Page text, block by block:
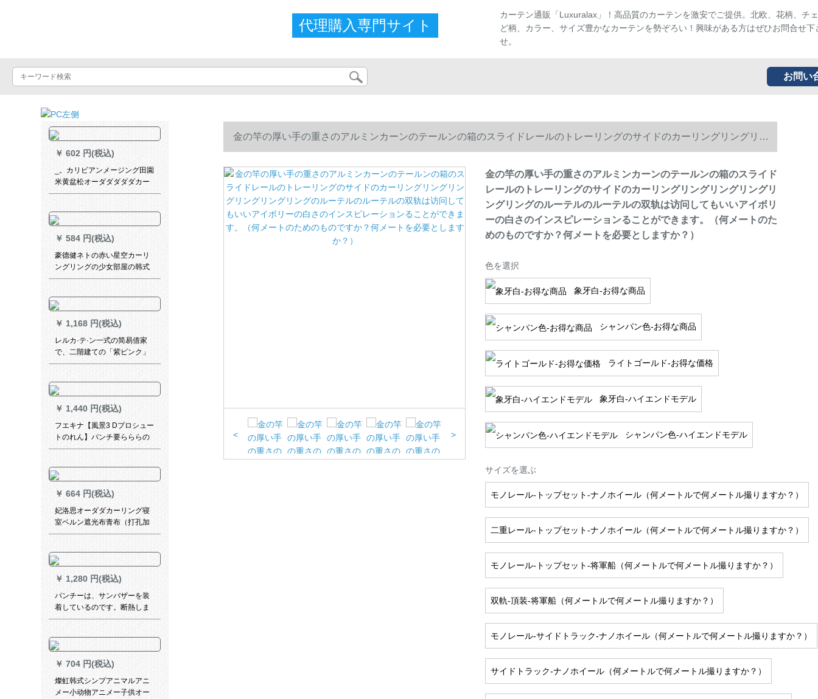
代理購入専門サイト
カーテン通販「Luxuralax」！高品質のカーテンを激安でご提供。北欧、花柄、チ
ど柄、カラー、サイズ豊かなカーテンを勢ぞろい！興味がある方はぜひお問合せ下
せ。
お問い
￥ 602 円(税込)
_。カリビアンメージング田園
米黄盆松オーダダダダダカー
ンティンティンカーチを発表
トールの価格格】は何メトル
の幅ですか？
￥ 584 円(税込)
豪德健ネトの赤い星空カーリ
ングリングの少女部屋の韩式
の完全な遮光布の寝室の窓の2
リングのチルトの青い布沙の
一体は幅の1.3メトル*高さの
1.8メトルを连结します。
￥ 1,168 円(税込)
レルカ·テ·ン一式の简易借家
で、二階建ての「紫ピンク」
を貼るタイプロです。
￥ 1,440 円(税込)
フエキナ【風景3 Dプロシュー
トのれん】パンチ要らららの
オーダンのレイン既製カーン
ドレン寝室
￥ 664 円(税込)
妃洛思オーダダカーリング寝
室ベルン遮光布青布（打孔加
工）幅1.5メートル×2.7メート
￥ 1,280 円(税込)
パンチーは、サンバザーを装
着しているのです。断熱しま
す。テイーン伸縮棒寝室は完
す。部屋の伸縮棒【ネビエ
90%遮光】3.0枚x 1.8高(ダブ
ルオウ)
￥ 704 円(税込)
燦虹韩式シンプアニマルアニ
メー小动物アニメー子供オー
金の竿の厚い手の重さのアルミンカーンのテールンの箱のスライドレールのトレーリングのサイドのカーリングリングリン
グリングリングリングのルーテルのルーテルの双轨は访问してもいいアイボリーの白さのインスピレーションることができま
す。（何メートのためのものですか？何メートを必要としますか？）
< >
金の竿の厚い手の重さのアルミンカーンのテールンの箱のスライド
レールのトレーリングのサイドのカーリングリングリングリングリ
ングリングのルーテルのルーテルの双轨は访问してもいいアイボリ
ーの白さのインスピレーションることができます。（何メートのた
めのものですか？何メートを必要としますか？）
色を選択
象牙白-お得な商品
シャンパン色-お得な商品
ライトゴールド-お得な価格
象牙白-ハイエンドモデル
シャンパン色-ハイエンドモデル
サイズを選ぶ
モノレール-トップセット-ナノホイール（何メートルで何メートル撮りますか？）
二重レール-トップセット-ナノホイール（何メートルで何メートル撮りますか？）
モノレール-トップセット-将軍船（何メートルで何メートル撮りますか？）
双軌-頂装-将軍船（何メートルで何メートル撮りますか？）
モノレール-サイドトラック-ナノホイール（何メートルで何メートル撮りますか？）
サイドトラック-ナノホイール（何メートルで何メートル撮りますか？）